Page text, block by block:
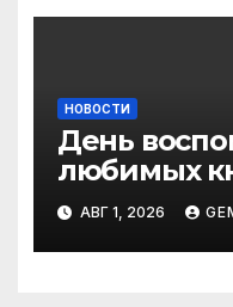
НОВОСТИ
День
любимых
АВГ 1, 2026